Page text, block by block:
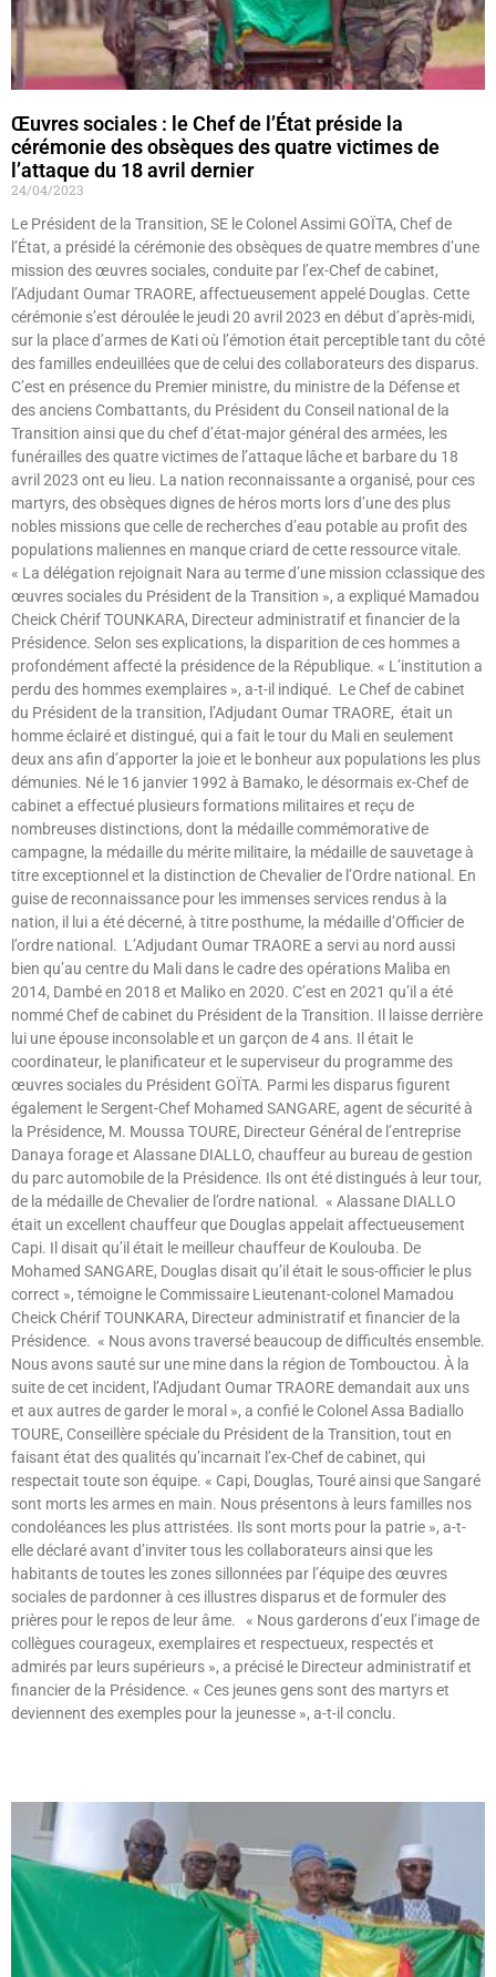
Œuvres sociales : le Chef de l’État préside la
cérémonie des obsèques des quatre victimes de
l’attaque du 18 avril dernier
24/04/2023
Le Président de la Transition, SE le Colonel Assimi GOÏTA, Chef de
l’État, a présidé la cérémonie des obsèques de quatre membres d’une
mission des œuvres sociales, conduite par l’ex-Chef de cabinet,
l’Adjudant Oumar TRAORE, affectueusement appelé Douglas. Cette
cérémonie s’est déroulée le jeudi 20 avril 2023 en début d’après-midi,
sur la place d’armes de Kati où l’émotion était perceptible tant du côté
des familles endeuillées que de celui des collaborateurs des disparus.
C’est en présence du Premier ministre, du ministre de la Défense et
des anciens Combattants, du Président du Conseil national de la
Transition ainsi que du chef d’état-major général des armées, les
funérailles des quatre victimes de l’attaque lâche et barbare du 18
avril 2023 ont eu lieu. La nation reconnaissante a organisé, pour ces
martyrs, des obsèques dignes de héros morts lors d’une des plus
nobles missions que celle de recherches d’eau potable au profit des
populations maliennes en manque criard de cette ressource vitale.
« La délégation rejoignait Nara au terme d’une mission cclassique des
œuvres sociales du Président de la Transition », a expliqué Mamadou
Cheick Chérif TOUNKARA, Directeur administratif et financier de la
Présidence. Selon ses explications, la disparition de ces hommes a
profondément affecté la présidence de la République. « L’institution a
perdu des hommes exemplaires », a-t-il indiqué. Le Chef de cabinet
du Président de la transition, l’Adjudant Oumar TRAORE, était un
homme éclairé et distingué, qui a fait le tour du Mali en seulement
deux ans afin d’apporter la joie et le bonheur aux populations les plus
démunies. Né le 16 janvier 1992 à Bamako, le désormais ex-Chef de
cabinet a effectué plusieurs formations militaires et reçu de
nombreuses distinctions, dont la médaille commémorative de
campagne, la médaille du mérite militaire, la médaille de sauvetage à
titre exceptionnel et la distinction de Chevalier de l’Ordre national. En
guise de reconnaissance pour les immenses services rendus à la
nation, il lui a été décerné, à titre posthume, la médaille d’Officier de
l’ordre national. L’Adjudant Oumar TRAORE a servi au nord aussi
bien qu’au centre du Mali dans le cadre des opérations Maliba en
2014, Dambé en 2018 et Maliko en 2020. C’est en 2021 qu’il a été
nommé Chef de cabinet du Président de la Transition. Il laisse derrière
lui une épouse inconsolable et un garçon de 4 ans. Il était le
coordinateur, le planificateur et le superviseur du programme des
œuvres sociales du Président GOÏTA. Parmi les disparus figurent
également le Sergent-Chef Mohamed SANGARE, agent de sécurité à
la Présidence, M. Moussa TOURE, Directeur Général de l’entreprise
Danaya forage et Alassane DIALLO, chauffeur au bureau de gestion
du parc automobile de la Présidence. Ils ont été distingués à leur tour,
de la médaille de Chevalier de l’ordre national. « Alassane DIALLO
était un excellent chauffeur que Douglas appelait affectueusement
Capi. Il disait qu’il était le meilleur chauffeur de Koulouba. De
Mohamed SANGARE, Douglas disait qu’il était le sous-officier le plus
correct », témoigne le Commissaire Lieutenant-colonel Mamadou
Cheick Chérif TOUNKARA, Directeur administratif et financier de la
Présidence. « Nous avons traversé beaucoup de difficultés ensemble.
Nous avons sauté sur une mine dans la région de Tombouctou. À la
suite de cet incident, l’Adjudant Oumar TRAORE demandait aux uns
et aux autres de garder le moral », a confié le Colonel Assa Badiallo
TOURE, Conseillère spéciale du Président de la Transition, tout en
faisant état des qualités qu’incarnait l’ex-Chef de cabinet, qui
respectait toute son équipe. « Capi, Douglas, Touré ainsi que Sangaré
sont morts les armes en main. Nous présentons à leurs familles nos
condoléances les plus attristées. Ils sont morts pour la patrie », a-t-
elle déclaré avant d’inviter tous les collaborateurs ainsi que les
habitants de toutes les zones sillonnées par l’équipe des œuvres
sociales de pardonner à ces illustres disparus et de formuler des
prières pour le repos de leur âme. « Nous garderons d’eux l’image de
collègues courageux, exemplaires et respectueux, respectés et
admirés par leurs supérieurs », a précisé le Directeur administratif et
financier de la Présidence. « Ces jeunes gens sont des martyrs et
deviennent des exemples pour la jeunesse », a-t-il conclu.